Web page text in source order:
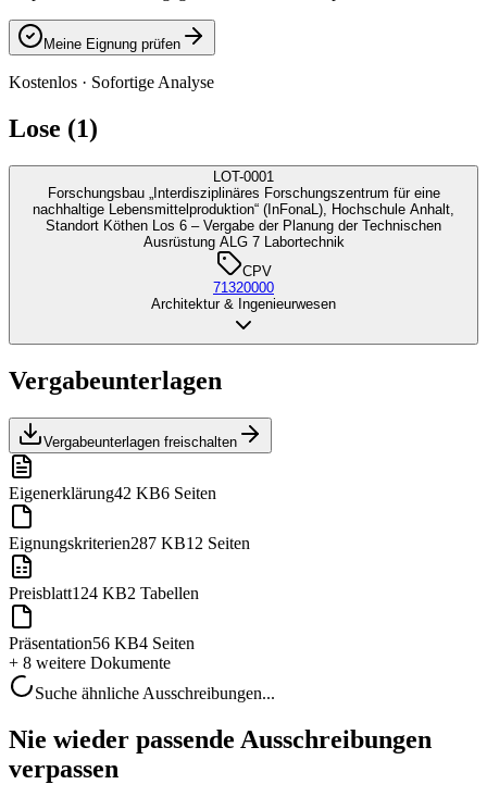
Meine Eignung prüfen
Kostenlos · Sofortige Analyse
Lose (1)
LOT-0001
Forschungsbau „Interdisziplinäres Forschungszentrum für eine
nachhaltige Lebensmittelproduktion“ (InFonaL), Hochschule Anhalt,
Standort Köthen Los 6 – Vergabe der Planung der Technischen
Ausrüstung ALG 7 Labortechnik
CPV
71320000
Architektur & Ingenieurwesen
Vergabeunterlagen
Vergabeunterlagen freischalten
Eigenerklärung42 KB6 Seiten
Eignungskriterien287 KB12 Seiten
Preisblatt124 KB2 Tabellen
Präsentation56 KB4 Seiten
+ 8 weitere Dokumente
Suche ähnliche Ausschreibungen...
Nie wieder passende Ausschreibungen
verpassen